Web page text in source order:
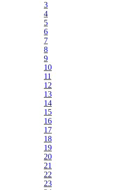
3
4
5
6
7
8
9
10
11
12
13
14
15
16
17
18
19
20
21
22
23